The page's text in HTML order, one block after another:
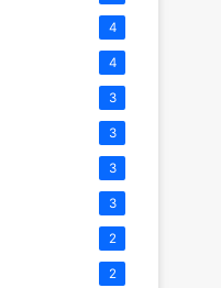
4
4
3
3
3
3
2
2